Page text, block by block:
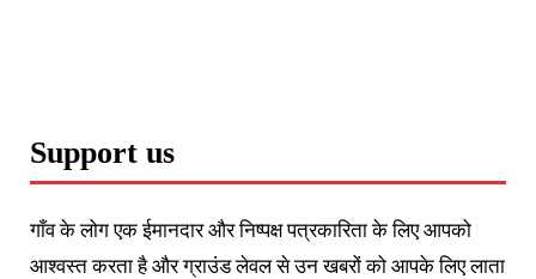
Support us
गाँव के लोग एक ईमानदार और निष्पक्ष पत्रकारिता के लिए आपको
आश्वस्त करता है और ग्राउंड लेवल से उन खबरों को आपके लिए लाता